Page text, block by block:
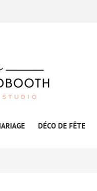
DÉCO DE FÊTE